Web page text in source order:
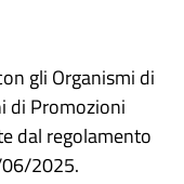
gli Organismi di
di Promozioni
dal regolamento
2025.